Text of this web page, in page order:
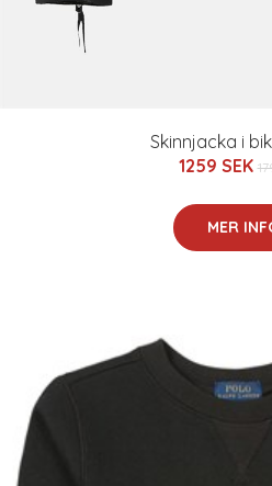
Skinnjacka i
1259 SEK
MER